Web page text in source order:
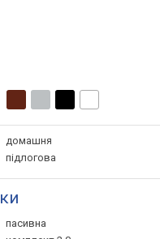
домашня
підлогова
пасивна